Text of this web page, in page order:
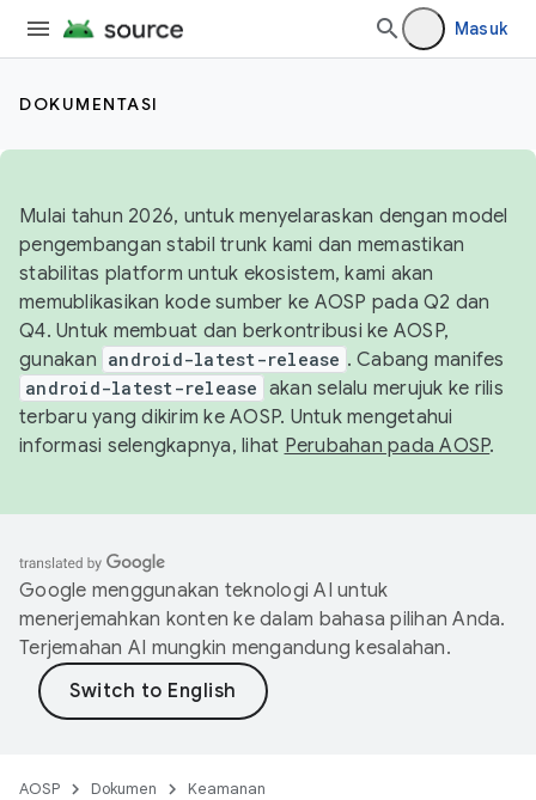
Masuk
DOKUMENTASI
Mulai tahun 2026, untuk menyelaraskan dengan model
pengembangan stabil trunk kami dan memastikan
stabilitas platform untuk ekosistem, kami akan
memublikasikan kode sumber ke AOSP pada Q2 dan
Q4. Untuk membuat dan berkontribusi ke AOSP,
gunakan android-latest-release . Cabang manifes
android-latest-release akan selalu merujuk ke rilis
terbaru yang dikirim ke AOSP. Untuk mengetahui
informasi selengkapnya, lihat Perubahan pada AOSP.
Google menggunakan teknologi AI untuk
menerjemahkan konten ke dalam bahasa pilihan Anda.
Terjemahan AI mungkin mengandung kesalahan.
AOSP Dokumen Keamanan